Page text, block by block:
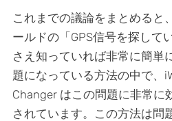
これまでの議論をまとめると
ールドの「GPS信号を探して
さえ知っていれば非常に簡単
題になっている方法の中で、
Changer はこの問題に非常に
されています。この方法は問